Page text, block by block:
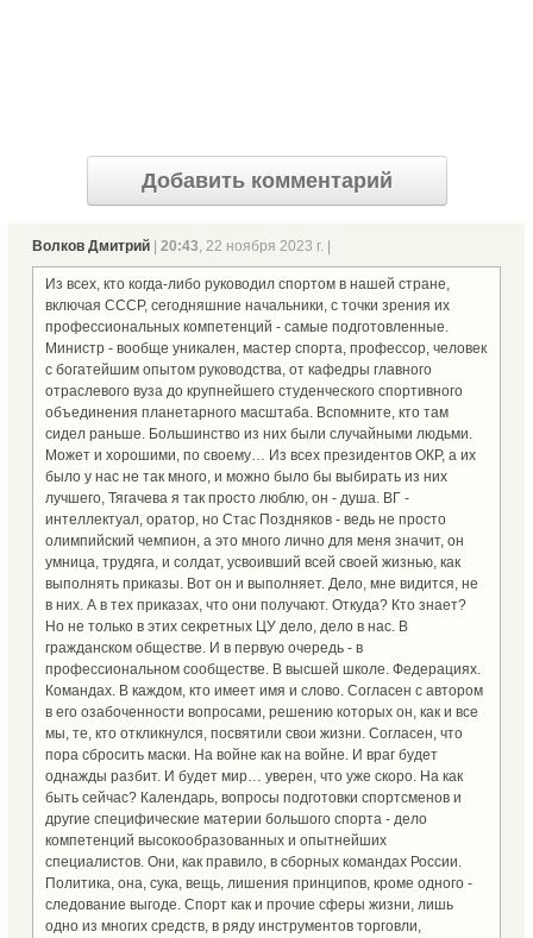
Добавить комментарий
Волков Дмитрий 20:43, 22 ноября 2023 г. |
Из всех, кто когда-либо руководил спортом в нашей стране,
включая СССР, сегодняшние начальники, с точки зрения их
профессиональных компетенций - самые подготовленные.
Министр - вообще уникален, мастер спорта, профессор, человек
с богатейшим опытом руководства, от кафедры главного
отраслевого вуза до крупнейшего студенческого спортивного
объединения планетарного масштаба. Вспомните, кто там
сидел раньше. Большинство из них были случайными людьми.
Может и хорошими, по своему… Из всех президентов ОКР, а их
было у нас не так много, и можно было бы выбирать из них
лучшего, Тягачева я так просто люблю, он - душа. ВГ -
интеллектуал, оратор, но Стас Поздняков - ведь не просто
олимпийский чемпион, а это много лично для меня значит, он
умница, трудяга, и солдат, усвоивший всей своей жизнью, как
выполнять приказы. Вот он и выполняет. Дело, мне видится, не
в них. А в тех приказах, что они получают. Откуда? Кто знает?
Но не только в этих секретных ЦУ дело, дело в нас. В
гражданском обществе. И в первую очередь - в
профессиональном сообществе. В высшей школе. Федерациях.
Командах. В каждом, кто имеет имя и слово. Согласен с автором
в его озабоченности вопросами, решению которых он, как и все
мы, те, кто откликнулся, посвятили свои жизни. Согласен, что
пора сбросить маски. На войне как на войне. И враг будет
однажды разбит. И будет мир… уверен, что уже скоро. На как
быть сейчас? Календарь, вопросы подготовки спортсменов и
другие специфические материи большого спорта - дело
компетенций высокообразованных и опытнейших
специалистов. Они, как правило, в сборных командах России.
Политика, она, сука, вещь, лишения принципов, кроме одного -
следование выгоде. Спорт как и прочие сферы жизни, лишь
одно из многих средств, в ряду инструментов торговли,